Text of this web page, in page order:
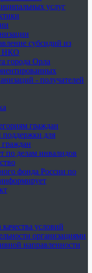
услуг
субсидий из
НКО
города Орла
- получателей
граждан
поддержки для
граждан
по делам инвалидов
фонда России по
условий
организациями
направленности